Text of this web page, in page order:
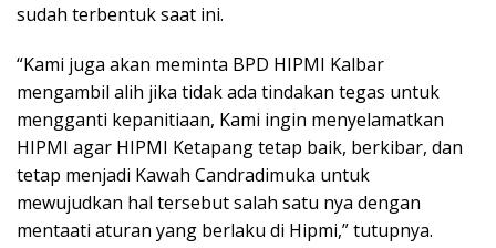
sudah terbentuk saat ini.
“Kami juga akan meminta BPD HIPMI Kalbar
mengambil alih jika tidak ada tindakan tegas untuk
mengganti kepanitiaan, Kami ingin menyelamatkan
HIPMI agar HIPMI Ketapang tetap baik, berkibar, dan
tetap menjadi Kawah Candradimuka untuk
mewujudkan hal tersebut salah satu nya dengan
mentaati aturan yang berlaku di Hipmi,” tutupnya.